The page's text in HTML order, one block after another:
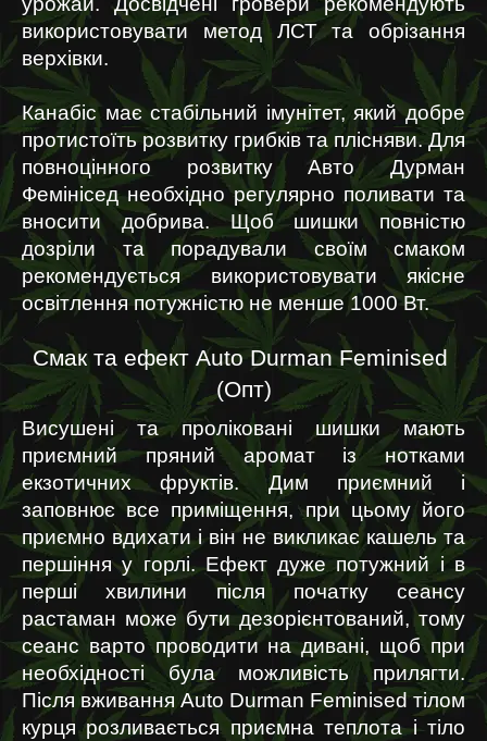
використовувати метод ЛСТ та обрізання
верхівки.
Канабіс має стабільний імунітет, який добре
протистоїть розвитку грибків та плісняви. Для
повноцінного розвитку Авто Дурман
Фемінісед необхідно регулярно поливати та
вносити добрива. Щоб шишки повністю
дозріли та порадували своїм смаком
рекомендується використовувати якісне
освітлення потужністю не менше 1000 Вт.
Смак та ефект Auto Durman Feminised
(Опт)
Висушені та проліковані шишки мають
приємний пряний аромат із нотками
екзотичних фруктів. Дим приємний і
заповнює все приміщення, при цьому його
приємно вдихати і він не викликає кашель та
першіння у горлі. Ефект дуже потужний і в
перші хвилини після початку сеансу
растаман може бути дезорієнтований, тому
сеанс варто проводити на дивані, щоб при
необхідності була можливість прилягти.
Після вживання Auto Durman Feminised тілом
курця розливається приємна теплота і тіло